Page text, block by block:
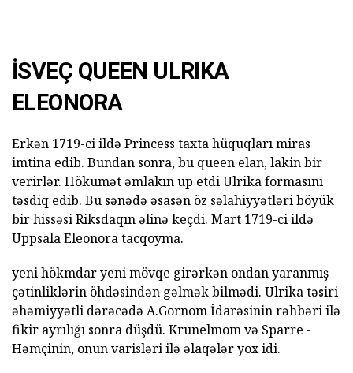
İSVEÇ QUEEN ULRIKA
ELEONORA
Erkən 1719-ci ildə Princess taxta hüquqları miras
imtina edib. Bundan sonra, bu queen elan, lakin bir
verirlər. Hökumət əmlakın up etdi Ulrika formasını
təsdiq edib. Bu sənədə əsasən öz səlahiyyətləri böyük
bir hissəsi Riksdaqın əlinə keçdi. Mart 1719-ci ildə
Uppsala Eleonora tacqoyma.
yeni hökmdar yeni mövqe girərkən ondan yaranmış
çətinliklərin öhdəsindən gəlmək bilmədi. Ulrika təsiri
əhəmiyyətli dərəcədə A.Gornom İdarəsinin rəhbəri ilə
fikir ayrılığı sonra düşdü. Krunelmom və Sparre -
Həmçinin, onun varisləri ilə əlaqələr yox idi.